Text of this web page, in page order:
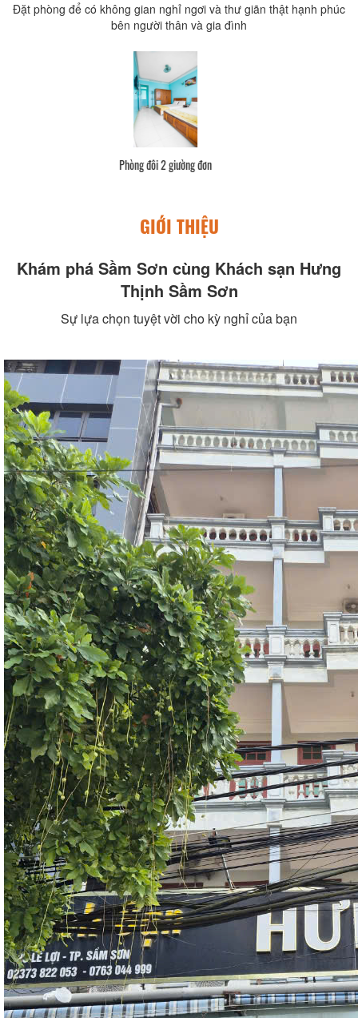
Đặt phòng để có không gian nghỉ ngơi và thư giãn thật hạnh phúc
bên người thân và gia đình
Phòng đôi 2 giường đơn
GIỚI THIỆU
Khám phá Sầm Sơn cùng Khách sạn Hưng
Thịnh Sầm Sơn
Sự lựa chọn tuyệt vời cho kỳ nghỉ của bạn